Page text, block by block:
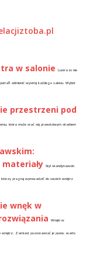
w salonie
Lustra to nie
odmienić wystrój każdego salonu. Wybór
przestrzeni pod
która może stać się prawdziwym skarbem
Styl skandynawski
którzy pragną wprowadzić do swoich wnętrz
wnęk w
Wnęki w
wnętrz. Zamiast pozostawiać je puste, warto